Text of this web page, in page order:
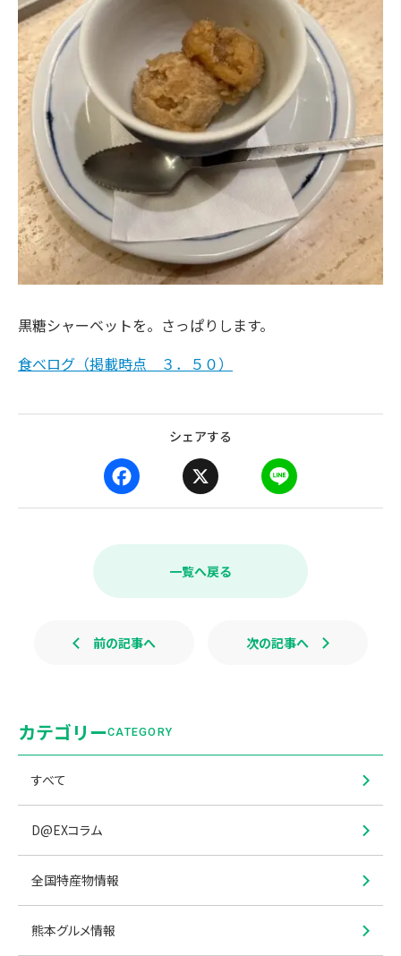
黒糖シャーベットを。さっぱりします。
食べログ（掲載時点 ３．５０）
シェアする
a
e
k
i
e
一覧へ戻る
前の記事へ 次の記事へ
カテゴリーCATEGORY
すべて
D@EXコラム
全国特産物情報
熊本グルメ情報